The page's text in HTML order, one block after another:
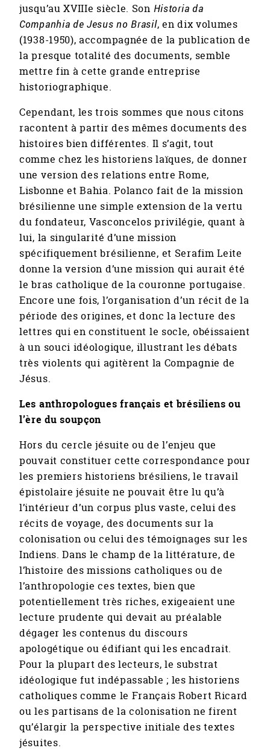
jusqu’au XVIIIe siècle. Son Historia da
Companhia de Jesus no Brasil, en dix volumes
(1938-1950), accompagnée de la publication de
la presque totalité des documents, semble
mettre fin à cette grande entreprise
historiographique.
Cependant, les trois sommes que nous citons
racontent à partir des mêmes documents des
histoires bien différentes. Il s’agit, tout
comme chez les historiens laïques, de donner
une version des relations entre Rome,
Lisbonne et Bahia. Polanco fait de la mission
brésilienne une simple extension de la vertu
du fondateur, Vasconcelos privilégie, quant à
lui, la singularité d’une mission
spécifiquement brésilienne, et Serafim Leite
donne la version d’une mission qui aurait été
le bras catholique de la couronne portugaise.
Encore une fois, l’organisation d’un récit de la
période des origines, et donc la lecture des
lettres qui en constituent le socle, obéissaient
à un souci idéologique, illustrant les débats
très violents qui agitèrent la Compagnie de
Jésus.
Les anthropologues français et brésiliens ou
l’ère du soupçon
Hors du cercle jésuite ou de l’enjeu que
pouvait constituer cette correspondance pour
les premiers historiens brésiliens, le travail
épistolaire jésuite ne pouvait être lu qu’à
l’intérieur d’un corpus plus vaste, celui des
récits de voyage, des documents sur la
colonisation ou celui des témoignages sur les
Indiens. Dans le champ de la littérature, de
l’histoire des missions catholiques ou de
l’anthropologie ces textes, bien que
potentiellement très riches, exigeaient une
lecture prudente qui devait au préalable
dégager les contenus du discours
apologétique ou édifiant qui les encadrait.
Pour la plupart des lecteurs, le substrat
idéologique fut indépassable ; les historiens
catholiques comme le Français Robert Ricard
ou les partisans de la colonisation ne firent
qu’élargir la perspective initiale des textes
jésuites.